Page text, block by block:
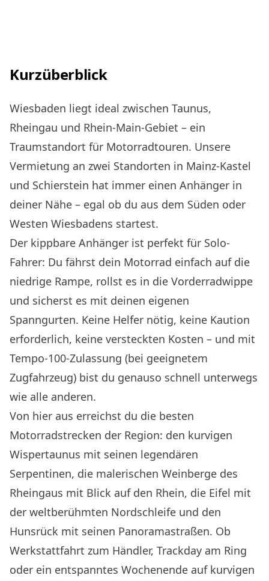
Kurzüberblick
Wiesbaden liegt ideal zwischen Taunus,
Rheingau und Rhein-Main-Gebiet – ein
Traumstandort für Motorradtouren. Unsere
Vermietung an zwei Standorten in Mainz-Kastel
und Schierstein hat immer einen Anhänger in
deiner Nähe – egal ob du aus dem Süden oder
Westen Wiesbadens startest.
Der kippbare Anhänger ist perfekt für Solo-
Fahrer: Du fährst dein Motorrad einfach auf die
niedrige Rampe, rollst es in die Vorderradwippe
und sicherst es mit deinen eigenen
Spanngurten. Keine Helfer nötig, keine Kaution
erforderlich, keine versteckten Kosten – und mit
Tempo-100-Zulassung (bei geeignetem
Zugfahrzeug) bist du genauso schnell unterwegs
wie alle anderen.
Von hier aus erreichst du die besten
Motorradstrecken der Region: den kurvigen
Wispertaunus mit seinen legendären
Serpentinen, die malerischen Weinberge des
Rheingaus mit Blick auf den Rhein, die Eifel mit
der weltberühmten Nordschleife und den
Hunsrück mit seinen Panoramastraßen. Ob
Werkstattfahrt zum Händler, Trackday am Ring
oder ein entspanntes Wochenende auf kurvigen